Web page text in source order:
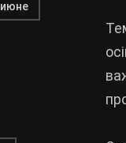
июне